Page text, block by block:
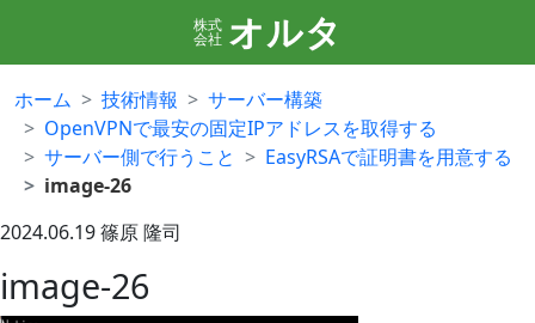
株式
会社 オルタ
ホーム 技術情報
サーバー構築
OpenVPNで最安の固定IPアドレスを取得する
サーバー側で行うこと
EasyRSAで証明書を用意する
image-26
2024.06.19篠原 隆司
image-26